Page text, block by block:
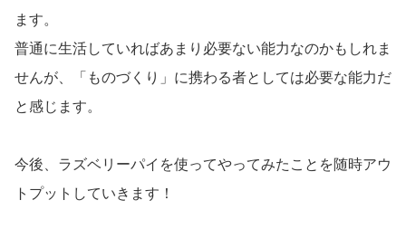
ます。
普通に生活していればあまり必要ない能力なのかもしれま
せんが、「ものづくり」に携わる者としては必要な能力だ
と感じます。
今後、ラズベリーパイを使ってやってみたことを随時アウ
トプットしていきます！